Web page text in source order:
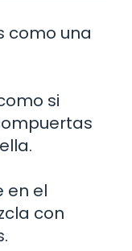
como una
si
en el
con